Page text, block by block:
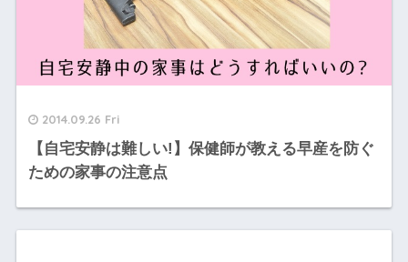
2014.09.26 Fri
【自宅安静は難しい!】保健師が教える早産を防ぐ
ための家事の注意点